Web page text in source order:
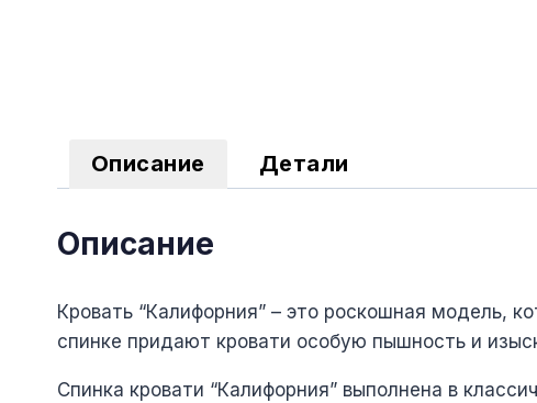
Описание Детали
Описание
Кровать “Калифорния” – это роскошная модель,
спинке придают кровати особую пышность и
Спинка кровати “Калифорния” выполнена в